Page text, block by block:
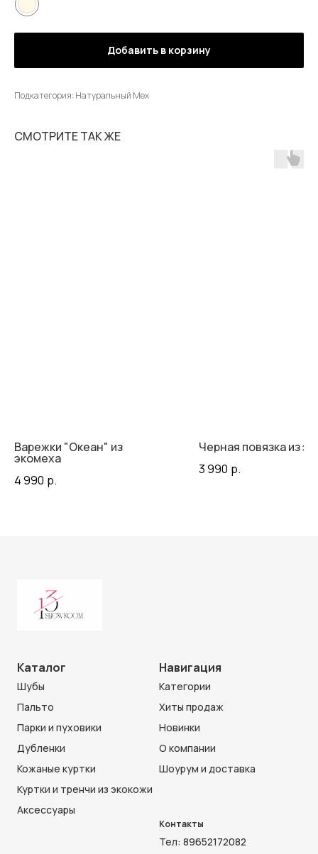
Добавить в корзину
Подкатегория: Натуральный Мех
СМОТРИТЕ ТАК ЖЕ
Варежки "Океан" из
экомеха
4 990 р.
Черная повязка из
3 990 р.
Каталог
Шубы
Пальто
Парки и пуховики
Дубленки
Кожаные куртки
Куртки и тренчи из экокожи
Аксессуары
Навигация
Категории
Хиты продаж
Новинки
О компании
Шоурум и доставка
Контакты
Тел: 89652172082